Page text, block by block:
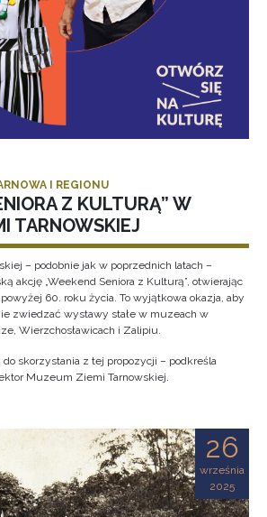
I REGIONU
Z KULTURĄ” W
TARNOWSKIEJ
– podobnie jak w poprzednich latach –
akcję „Weekend Seniora z Kulturą”, otwierając
60. roku życia. To wyjątkowa okazja, aby
zwiedzać wystawy stałe w muzeach w
Wierzchosławicach i Zalipiu.
skorzystania z tej propozycji – podkreśla
Muzeum Ziemi Tarnowskiej.
26
września
2025